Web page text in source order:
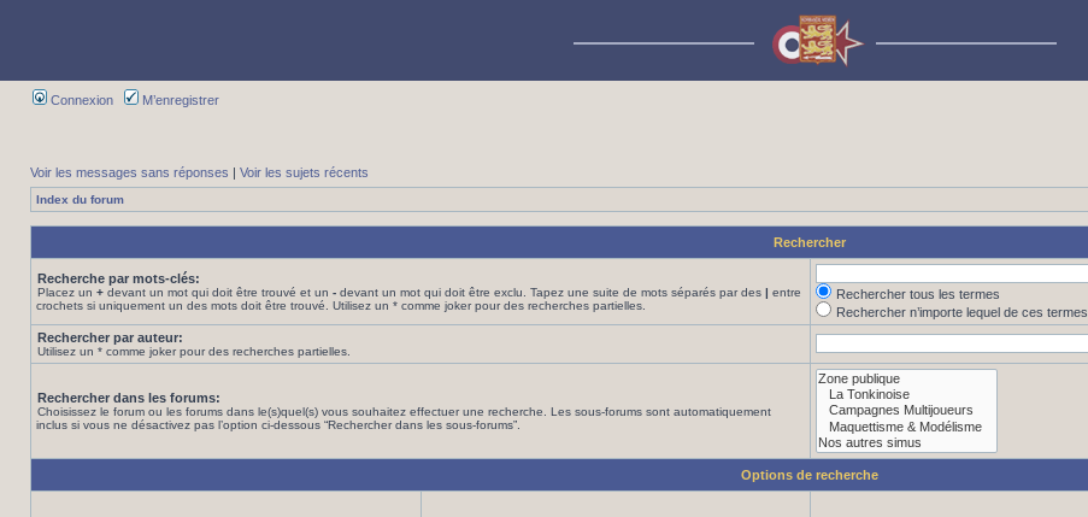
Connexion M’enregistrer
Voir les messages sans réponses | Voir les sujets récents
Index du forum
Rechercher
Recherche par mots-clés:
Placez un + devant un mot qui doit être trouvé et un - devant un mot qui doit être exclu. Tapez une suite de mots séparés par des | entre
crochets si uniquement un des mots doit être trouvé. Utilisez un * comme joker pour des recherches partielles.
Rechercher tous les termes
Rechercher n’importe lequel de ces termes
Rechercher par auteur:
Utilisez un * comme joker pour des recherches partielles.
Rechercher dans les forums:
Choisissez le forum ou les forums dans le(s)quel(s) vous souhaitez effectuer une recherche. Les sous-forums sont automatiquement
inclus si vous ne désactivez pas l’option ci-dessous “Rechercher dans les sous-forums”.
Options de recherche